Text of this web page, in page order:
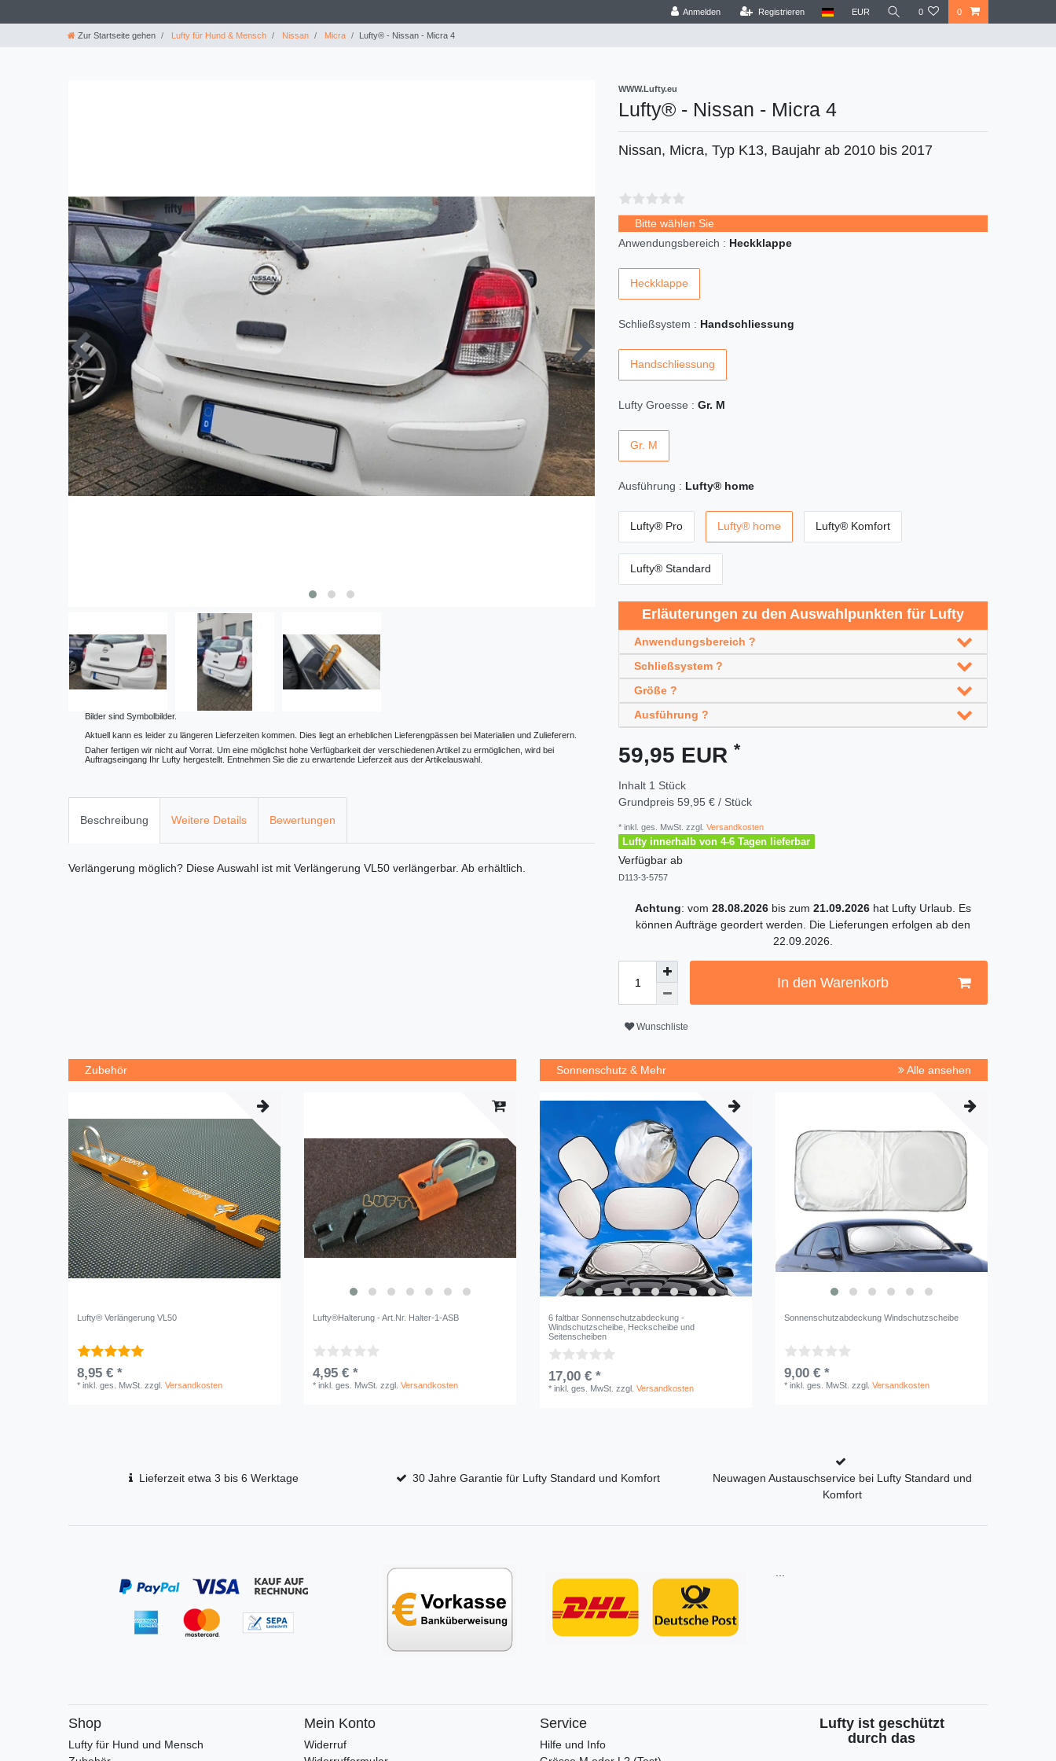
Anmelden Registrieren EUR 0 0
Zur Startseite gehen Lufty für Hund & Mensch Nissan Micra Lufty® - Nissan - Micra 4
Bilder sind Symbolbilder.
Aktuell kann es leider zu längeren Lieferzeiten kommen. Dies liegt an erheblichen Lieferengpässen bei Materialien und Zulieferern.
Daher fertigen wir nicht auf Vorrat. Um eine möglichst hohe Verfügbarkeit der verschiedenen Artikel zu ermöglichen, wird bei
Auftragseingang Ihr Lufty hergestellt. Entnehmen Sie die zu erwartende Lieferzeit aus der Artikelauswahl.
Beschreibung Weitere Details Bewertungen
Verlängerung möglich? Diese Auswahl ist mit Verlängerung VL50 verlängerbar. Ab erhältlich.
WWW.Lufty.eu
Lufty® - Nissan - Micra 4
Nissan, Micra, Typ K13, Baujahr ab 2010 bis 2017
Bitte wählen Sie
Anwendungsbereich : Heckklappe
Heckklappe
Schließsystem : Handschliessung
Handschliessung
Lufty Groesse : Gr. M
Gr. M
Ausführung : Lufty® home
Lufty® Pro Lufty® home Lufty® Komfort
Lufty® Standard
Erläuterungen zu den Auswahlpunkten für Lufty
Anwendungsbereich ?
Schließsystem ?
Größe ?
Ausführung ?
59,95 EUR *
Inhalt 1 Stück
Grundpreis 59,95 € / Stück
* inkl. ges. MwSt. zzgl. Versandkosten
Lufty innerhalb von 4-6 Tagen lieferbar
Verfügbar ab
D113-3-5757
Achtung: vom 28.08.2026 bis zum 21.09.2026 hat Lufty Urlaub. Es
können Aufträge geordert werden. Die Lieferungen erfolgen ab den
22.09.2026.
In den Warenkorb
Wunschliste
Zubehör
Lufty® Verlängerung VL50
8,95 € *
*inkl. ges. MwSt. zzgl.Versandkosten
Lufty®Halterung - Art.Nr. Halter-1-ASB
4,95 € *
*inkl. ges. MwSt. zzgl.Versandkosten
Sonnenschutz & Mehr Alle ansehen
6 faltbar Sonnenschutzabdeckung -
Windschutzscheibe, Heckscheibe und
Seitenscheiben
17,00 € *
*inkl. ges. MwSt. zzgl.Versandkosten
Sonnenschutzabdeckung Windschutzscheibe
9,00 € *
*inkl. ges. MwSt. zzgl.Versandkosten
Lieferzeit etwa 3 bis 6 Werktage 30 Jahre Garantie für Lufty Standard und Komfort
Neuwagen Austauschservice bei Lufty Standard und
Komfort
...
Shop
Lufty für Hund und Mensch
Mein Konto
Widerruf
Service
Hilfe und Info
Lufty ist geschützt
durch das